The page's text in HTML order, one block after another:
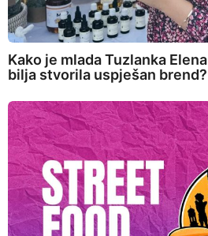
Kako je mlada Tuzlanka
bilja stvorila uspješan brend?